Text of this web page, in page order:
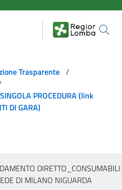
Trasparente /
PROCEDURA (link
DI GARA)
DI MILANO NIGUARDA